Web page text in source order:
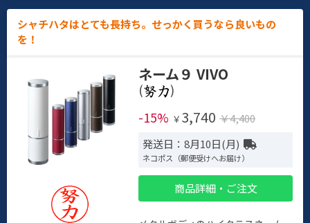
シャチハタはとても長持ち。せっかく買うなら良いもの
を！
ネーム９ VIVO
(
)
-15% ￥ 3,740 ￥4,400
発送日：8月10日(月)
ネコポス（郵便受けへお届け）
商品詳細・ご注文